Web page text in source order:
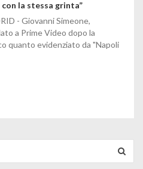
la stessa grinta”
- Giovanni Simeone,
a Prime Video dopo la
quanto evidenziato da "Napoli